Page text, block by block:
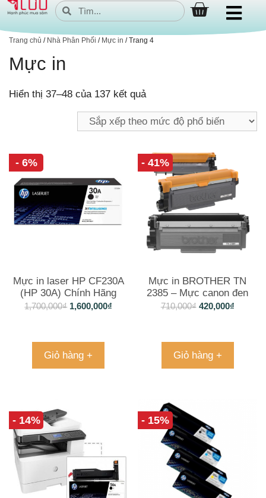
Trang chủ / Nhà Phân Phối / Mực in / Trang 4
Mực in
Hiển thị 37–48 của 137 kết quả
- 6%
Mực in laser HP CF230A
(HP 30A) Chính Hãng
1,700,000₫ 1,600,000₫
Giỏ hàng +
- 41%
Mực in BROTHER TN
2385 – Mực canon đen
chất lượng
710,000₫ 420,000₫
Giỏ hàng +
- 14% - 15%